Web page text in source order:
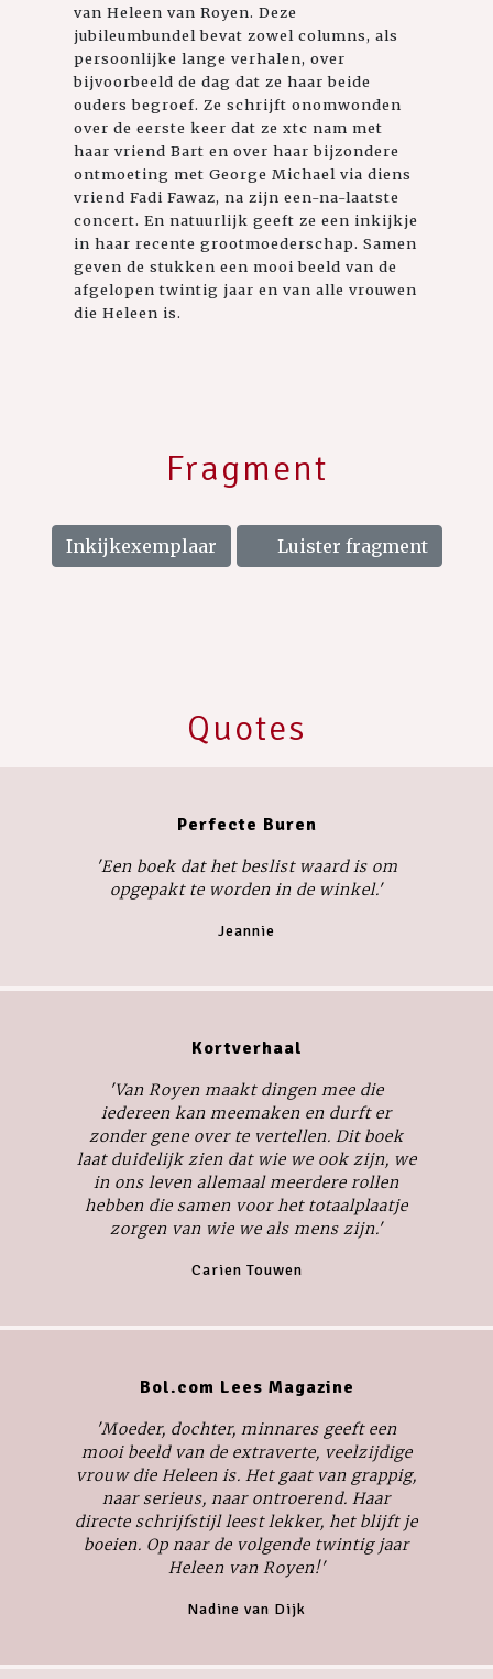
van Heleen van Royen. Deze
jubileumbundel bevat zowel columns, als
persoonlijke lange verhalen, over
bijvoorbeeld de dag dat ze haar beide
ouders begroef. Ze schrijft onomwonden
over de eerste keer dat ze xtc nam met
haar vriend Bart en over haar bijzondere
ontmoeting met George Michael via diens
vriend Fadi Fawaz, na zijn een-na-laatste
concert. En natuurlijk geeft ze een inkijkje
in haar recente grootmoederschap. Samen
geven de stukken een mooi beeld van de
afgelopen twintig jaar en van alle vrouwen
die Heleen is.
Fragment
Inkijkexemplaar Luister fragment
Quotes
Perfecte Buren
'Een boek dat het beslist waard is om
opgepakt te worden in de winkel.'
Jeannie
Kortverhaal
'Van Royen maakt dingen mee die
iedereen kan meemaken en durft er
zonder gene over te vertellen. Dit boek
laat duidelijk zien dat wie we ook zijn, we
in ons leven allemaal meerdere rollen
hebben die samen voor het totaalplaatje
zorgen van wie we als mens zijn.'
Carien Touwen
Bol.com Lees Magazine
'Moeder, dochter, minnares geeft een
mooi beeld van de extraverte, veelzijdige
vrouw die Heleen is. Het gaat van grappig,
naar serieus, naar ontroerend. Haar
directe schrijfstijl leest lekker, het blijft je
boeien. Op naar de volgende twintig jaar
Heleen van Royen!'
Nadine van Dijk